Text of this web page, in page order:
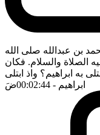
بن عبدالله صلى الله
الصلاة والسلام. فكان
به ابراهيم؟ واذ ابتلى
ابراهيم - 00:02:44 ضَ